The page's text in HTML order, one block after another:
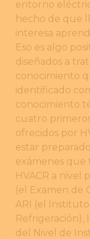
entorno
hecho de que
interesa
Eso es algo
diseñados a
conocimiento
identificado
conocimiento
cuatro
ofrecidos por
estar
exámenes
HVACR a nivel
(el Examen de
ARI (el
Refrigeración),
del Nivel de